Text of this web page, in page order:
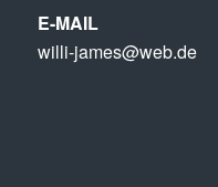
E-MAIL
willi-james@web.de